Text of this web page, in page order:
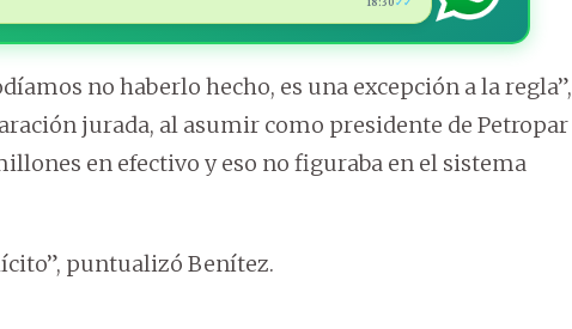
18:30 ✓✓
no haberlo hecho, es una excepción a la regla”,
jurada, al asumir como presidente de Petropar
en efectivo y eso no figuraba en el sistema
puntualizó Benítez.